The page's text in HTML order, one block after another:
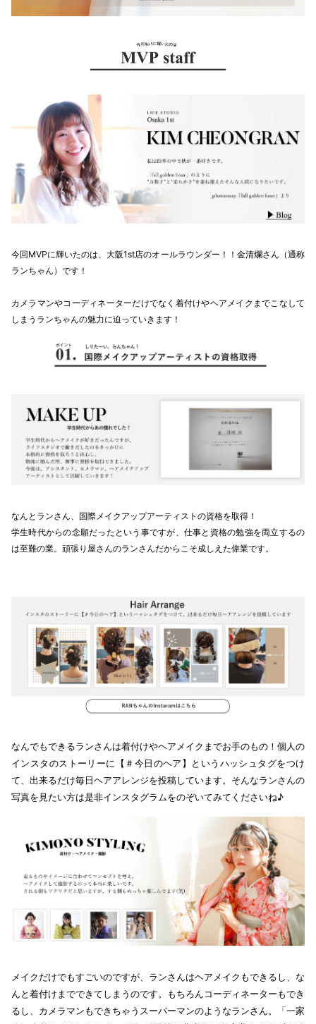
今回MVPに輝いたのは、大阪1st店のオールラウンダー！！金清爛さん（通称
ランちゃん）です！
カメラマンやコーディネーターだけでなく着付けやヘアメイクまでこなして
しまうランちゃんの魅力に迫っていきます！
なんとランさん、国際メイクアップアーティストの資格を取得！
学生時代からの念願だったという事ですが、仕事と資格の勉強を両立するの
は至難の業。頑張り屋さんのランさんだからこそ成しえた偉業です。
なんでもできるランさんは着付けやヘアメイクまでお手のもの！個人の
インスタのストーリーに【＃今日のヘア】というハッシュタグをつけ
て、出来るだけ毎日ヘアアレンジを投稿しています。そんなランさんの
写真を見たい方は是非インスタグラムをのぞいてみてくださいね♪
メイクだけでもすごいのですが、ランさんはヘアメイクもできるし、な
んと着付けまでできてしまうのです。もちろんコーディネーターもでき
るし、カメラマンもできちゃうスーパーマンのようなランさん。「一家